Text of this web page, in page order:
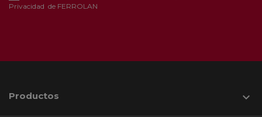
Privacidad de FERROLAN
Productos 